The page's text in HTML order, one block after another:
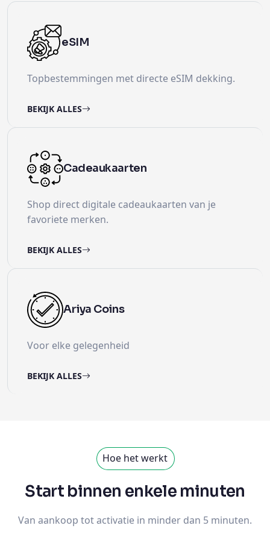
eSIM
Topbestemmingen met directe eSIM dekking.
BEKIJK ALLES
Cadeaukaarten
Shop direct digitale cadeaukaarten van je
favoriete merken.
BEKIJK ALLES
Ariya Coins
Voor elke gelegenheid
BEKIJK ALLES
Hoe het werkt
Start binnen enkele minuten
Van aankoop tot activatie in minder dan 5 minuten.